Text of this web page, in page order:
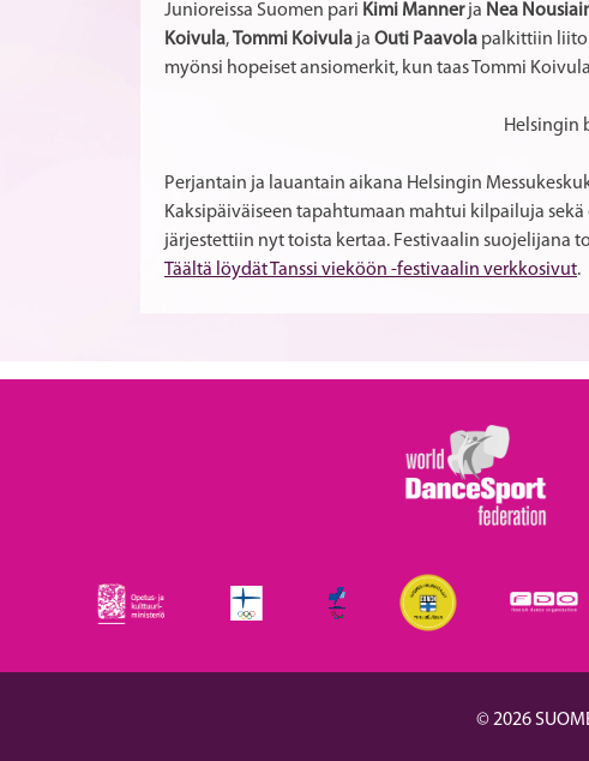
Junioreissa Suomen pari Kimi Mannerja Nea
Koivula,Tommi Koivula ja Outi Paavola palkittiin
myönsi hopeiset ansiomerkit, kun taas Tommi
Helsingin
Perjantain ja lauantain aikana Helsingin
Kaksipäiväiseen tapahtumaan mahtui kilpailuja
järjestettiin nyt toista kertaa. Festivaalin suojelijana
Täältä löydät Tanssi vieköön -festivaalin verkkosivut.
© 2026